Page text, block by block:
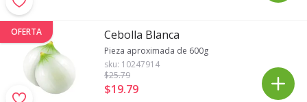
OFERTA Cebolla Blanca
Pieza aproximada de 600g
sku: 10247914
$25.79
$19.79